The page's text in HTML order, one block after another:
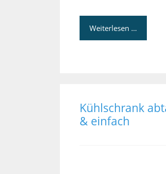
Weiterlesen …
Kühlschrank
& einfach